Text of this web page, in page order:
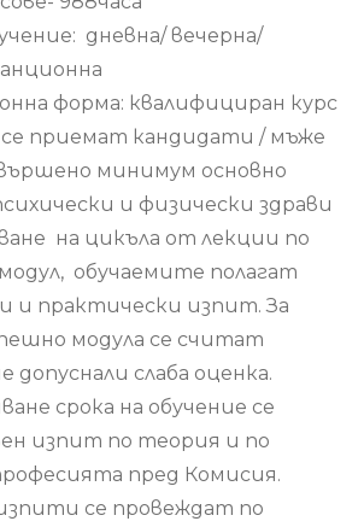
дневна/ вечерна/
форма: квалифициран курс
се приемат кандидати / мъже
минимум основно
и физически здрави
на цикъла от лекции по
обучаемите полагат
и практически изпит. За
модула се считат
допуснали слаба оценка.
срока на обучение се
изпит по теория и по
пред Комисия.
се провеждат по